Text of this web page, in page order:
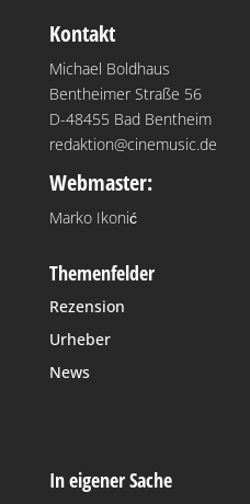
Kontakt
Michael Boldhaus
Bentheimer Straße 56
D-48455 Bad Bentheim
redaktion@cinemusic.de
Webmaster:
Marko Ikonić
Themenfelder
Rezension
Urheber
News
In eigener Sache